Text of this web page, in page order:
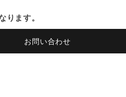
ります。
お問い合わせ